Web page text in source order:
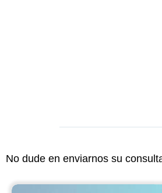
No dude en enviarnos su